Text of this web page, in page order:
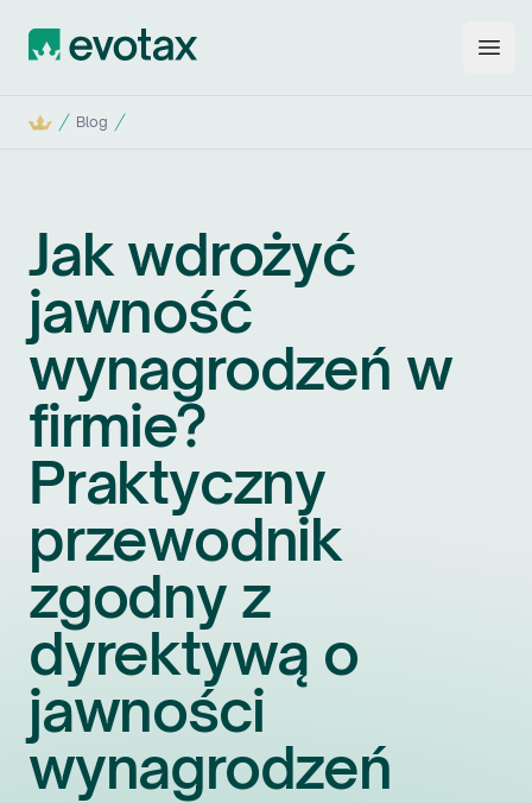
Evotax
Start Blog
Jak wdrożyć
jawność
wynagrodzeń w
firmie?
Praktyczny
przewodnik
zgodny z
dyrektywą o
jawności
wynagrodzeń